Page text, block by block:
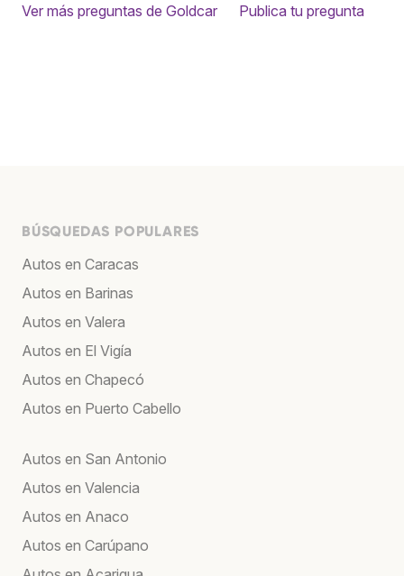
Ver más preguntas de Goldcar
Publica tu pregunta
BÚSQUEDAS POPULARES
Autos en Caracas
Autos en Barinas
Autos en Valera
Autos en El Vigía
Autos en Chapecó
Autos en Puerto Cabello
Autos en San Antonio
Autos en Valencia
Autos en Anaco
Autos en Carúpano